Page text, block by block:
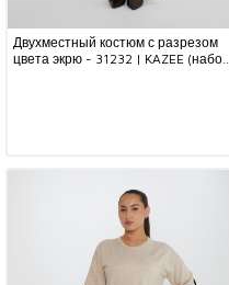
Двухместный костюм с разрезом
цвета экрю - 31232 | KAZEE (набор